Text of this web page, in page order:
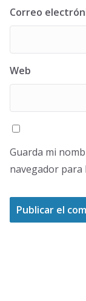
Correo
Web
Guarda mi
navegador para